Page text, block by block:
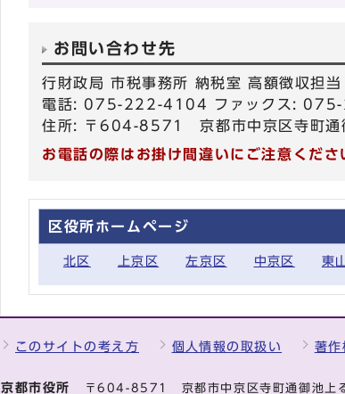
お問い合わせ先
行財政局 市税事務所 納税室 高額徴収担当
電話: 075-222-4104 ファックス:
住所: 〒604-8571 京都市中京区寺町通
お電話の際はお掛け間違いにご注意くださ
区役所ホームページ
北区 上京区 左京区 中京区 東
このサイトの考え方 個人情報の取扱い 著作
京都市役所 〒604-8571 京都市中京区寺町通御池上